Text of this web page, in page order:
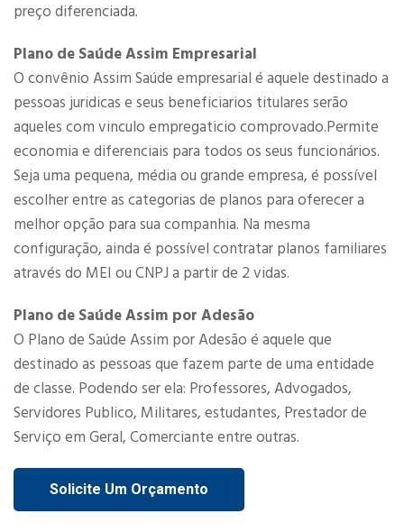
preço diferenciada.
Plano de Saúde Assim Empresarial
O convênio Assim Saúde empresarial é aquele destinado a
pessoas juridicas e seus beneficiarios titulares serão
aqueles com vinculo empregaticio comprovado.Permite
economia e diferenciais para todos os seus funcionários.
Seja uma pequena, média ou grande empresa, é possível
escolher entre as categorias de planos para oferecer a
melhor opção para sua companhia. Na mesma
configuração, ainda é possível contratar planos familiares
através do MEI ou CNPJ a partir de 2 vidas.​
Plano de Saúde Assim por Adesão
O Plano de Saúde Assim por Adesão é aquele que
destinado as pessoas que fazem parte de uma entidade
de classe. Podendo ser ela: Professores, Advogados,
Servidores Publico, Militares, estudantes, Prestador de
Serviço em Geral, Comerciante entre outras.
Solicite Um Orçamento